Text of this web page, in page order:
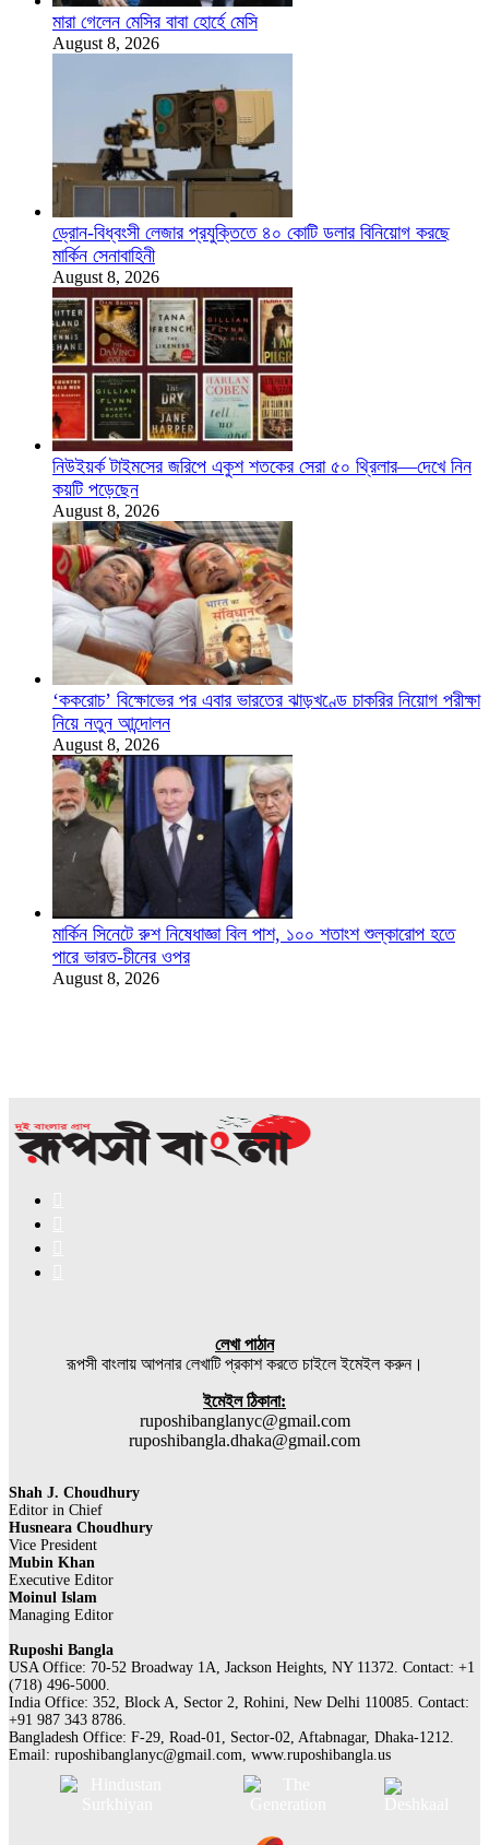
মারা গেলেন মেসির বাবা হোর্হে মেসি
August 8, 2026
ড্রোন-বিধ্বংসী লেজার প্রযুক্তিতে ৪০ কোটি ডলার বিনিয়োগ করছে
মার্কিন সেনাবাহিনী
August 8, 2026
নিউইয়র্ক টাইমসের জরিপে একুশ শতকের সেরা ৫০ থ্রিলার—দেখে নিন
কয়টি পড়েছেন
August 8, 2026
‘ককরোচ’ বিক্ষোভের পর এবার ভারতের ঝাড়খণ্ডে চাকরির নিয়োগ পরীক্ষা
নিয়ে নতুন আন্দোলন
August 8, 2026
মার্কিন সিনেটে রুশ নিষেধাজ্ঞা বিল পাশ, ১০০ শতাংশ শুল্কারোপ হতে
পারে ভারত-চীনের ওপর
August 8, 2026
লেখা পাঠান
রূপসী বাংলায় আপনার লেখাটি প্রকাশ করতে চাইলে ইমেইল করুন।
ইমেইল ঠিকানা:
ruposhibanglanyc@gmail.com
ruposhibangla.dhaka@gmail.com
Shah J. Choudhury
Editor in Chief
Husneara Choudhury
Vice President
Mubin Khan
Executive Editor
Moinul Islam
Managing Editor
Ruposhi Bangla
USA Office: 70-52 Broadway 1A, Jackson Heights, NY 11372. Contact:‭ +1
(718) 496-5000.
India Office: 352, Block A, Sector 2, Rohini, New Delhi 110085. Contact:
+91 987 343 8786.
Bangladesh Office: F-29, Road-01, Sector-02, Aftabnagar, Dhaka-1212.
Email: ruposhibanglanyc@gmail.com, www.ruposhibangla.us